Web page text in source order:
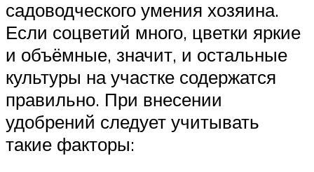
садоводческого умения хозяина.
Если соцветий много, цветки яркие
и объёмные, значит, и остальные
культуры на участке содержатся
правильно. При внесении
удобрений следует учитывать
такие факторы: